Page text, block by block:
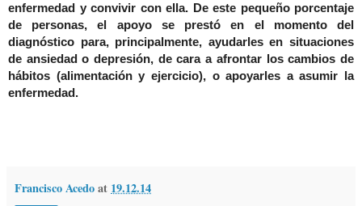
enfermedad y convivir con ella. De este pequeño porcentaje
de personas, el apoyo se prestó en el momento del
diagnóstico para, principalmente, ayudarles en situaciones
de ansiedad o depresión, de cara a afrontar los cambios de
hábitos (alimentación y ejercicio), o apoyarles a asumir la
enfermedad.
Francisco Acedoat 19.12.14